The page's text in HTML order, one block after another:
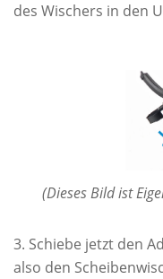
des Wischers in den
(Dieses Bild ist
Schiebe jetzt den
also den